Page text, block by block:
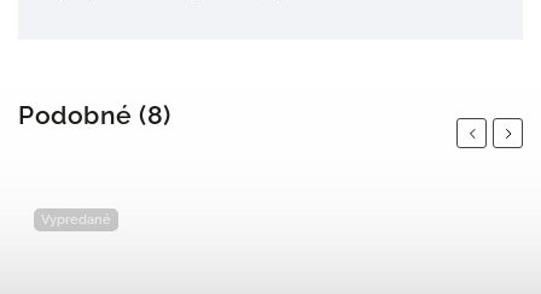
Podobné (8)
Previous
Vypredané
Next